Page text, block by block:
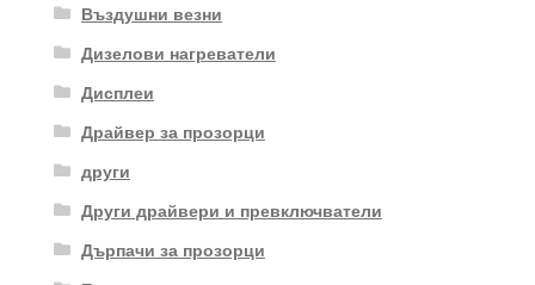
Въздушни везни
Дизелови нагреватели
Дисплеи
Драйвер за прозорци
други
Други драйвери и превключватели
Дърпачи за прозорци